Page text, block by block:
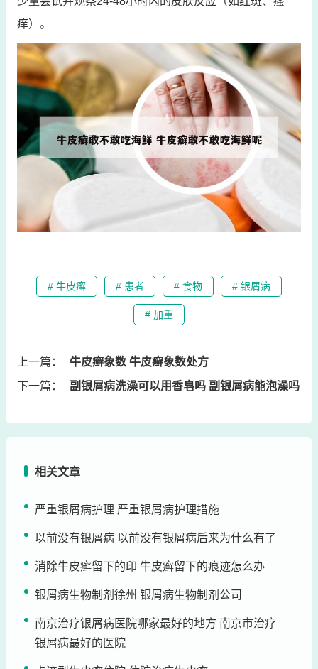
痒）。
# 牛皮癣 # 患者 # 食物 # 银屑病
# 加重
上一篇：
牛皮癣象数 牛皮癣象数处方
下一篇：
副银屑病洗澡可以用香皂吗 副银屑病能泡澡吗
相关文章
严重银屑病护理 严重银屑病护理措施
以前没有银屑病 以前没有银屑病后来为什么有了
消除牛皮癣留下的印 牛皮癣留下的痕迹怎么办
银屑病生物制剂徐州 银屑病生物制剂公司
南京治疗银屑病医院哪家最好的地方 南京市治疗
银屑病最好的医院